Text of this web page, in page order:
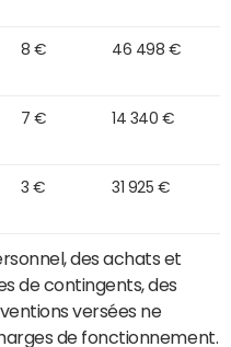
8 € 46 498 €
7 € 14 340 €
3 € 31 925 €
des achats et
de contingents, des
versées ne
de fonctionnement.